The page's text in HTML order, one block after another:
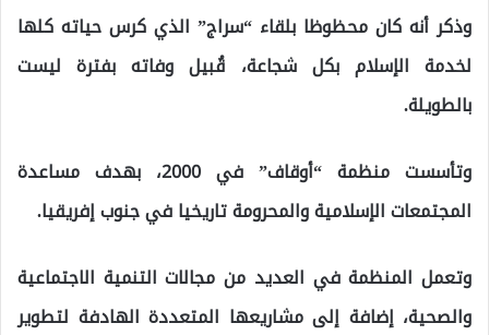
وذكر أنه كان محظوظا بلقاء “سراج” الذي كرس حياته كلها
لخدمة الإسلام بكل شجاعة، قُبيل وفاته بفترة ليست
بالطويلة.
وتأسست منظمة “أوقاف” في 2000، بهدف مساعدة
المجتمعات الإسلامية والمحرومة تاريخيا في جنوب إفريقيا.
وتعمل المنظمة في العديد من مجالات التنمية الاجتماعية
والصحية، إضافة إلى مشاريعها المتعددة الهادفة لتطوير